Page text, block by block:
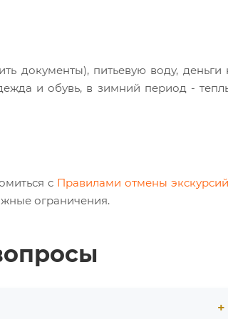
документы), питьевую воду, деньги
и обувь, в зимний период -
с Правилами отмены экскурсий
ограничения.